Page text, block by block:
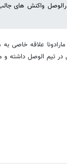
واکنش های جالب
علاقه خاصی
تیم الوصل داشته و